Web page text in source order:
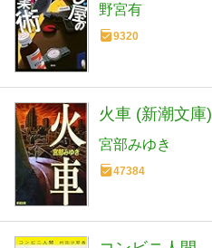
野宮有
9320
火車 (新潮文庫)
宮部みゆき
47384